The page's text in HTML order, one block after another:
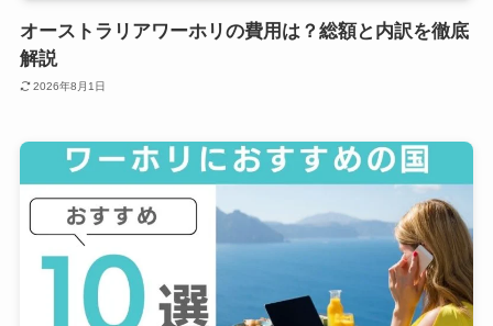
オーストラリアワーホリの費用は？総額と内訳を徹底
解説
2026年8月1日